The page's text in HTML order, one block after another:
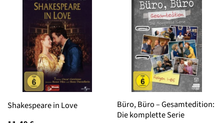
Shakespeare in Love
Büro, Büro – Gesamtedition:
Die komplette Serie